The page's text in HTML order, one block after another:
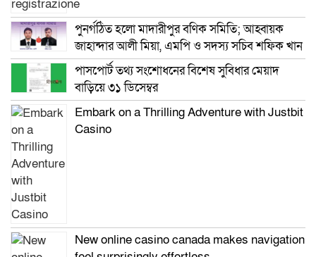
পুনর্গঠিত হলো মাদারীপুর বণিক সমিতি; আহ্বায়ক
জাহান্দার আলী মিয়া, এমপি ও সদস্য সচিব শফিক খান
পাসপোর্ট তথ্য সংশোধনের বিশেষ সুবিধার মেয়াদ
বাড়িয়ে ৩১ ডিসেম্বর
Embark on a Thrilling Adventure with Justbit
Casino
New online casino canada makes navigation